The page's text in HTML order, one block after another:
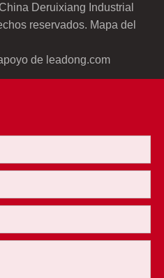
China Deruixiang Industrial
reservados. Mapa del
de leadong.com